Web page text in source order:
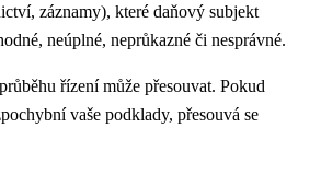
záznamy), které daňový subjekt
neúplné, neprůkazné či nesprávné.
řízenímůže přesouvat. Pokud
vaše podklady, přesouvá se